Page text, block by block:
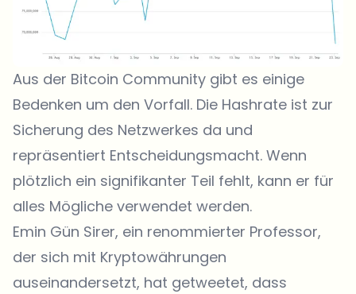
Aus der Bitcoin Community gibt es einige
Bedenken um den Vorfall. Die Hashrate ist zur
Sicherung des Netzwerkes da und
repräsentiert Entscheidungsmacht. Wenn
plötzlich ein signifikanter Teil fehlt, kann er für
alles Mögliche verwendet werden.
Emin Gün Sirer, ein renommierter Professor,
der sich mit Kryptowährungen
auseinandersetzt, hat getweetet, dass